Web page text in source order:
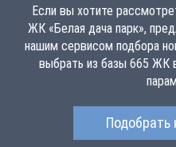
Если вы хотите
ЖК «Белая дача парк»,
нашим сервисом подбора
выбрать из базы 665
Подобрать